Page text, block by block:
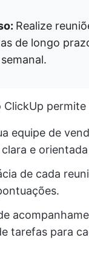
Realize
de longo
ClickUp permite
equipe de
e
de cada
tarefas para